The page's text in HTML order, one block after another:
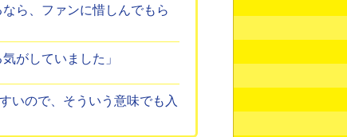
ら、ファンに惜しんでもら
がしていました」
いので、そういう意味でも入